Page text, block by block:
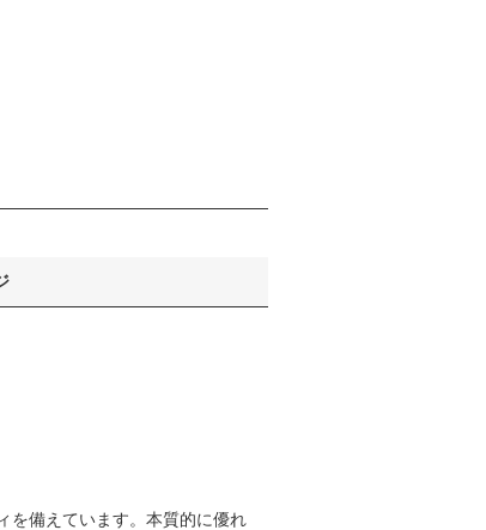
を備えています。本質的に優れ